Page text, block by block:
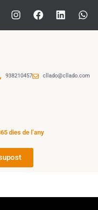
938210457 cllado@cllado.com
dies de l’any